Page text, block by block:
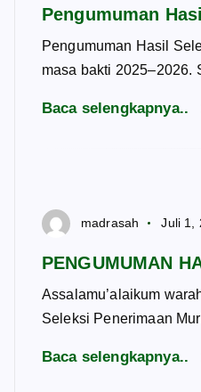
Pengumuman
Pengumuman Hasil
masa bakti
Baca selengkapnya..
madrasah Juli 1,
PENGUMUMAN
Assalamu’alaikum
Seleksi Penerimaan
Baca selengkapnya..